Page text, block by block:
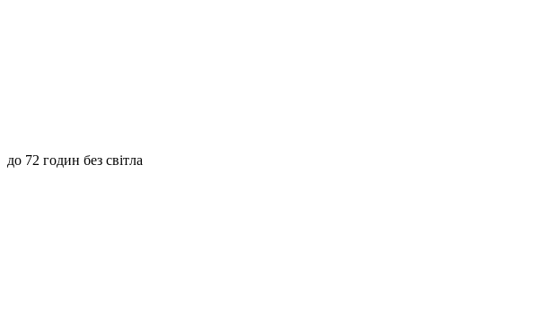
до 72 годин без світла